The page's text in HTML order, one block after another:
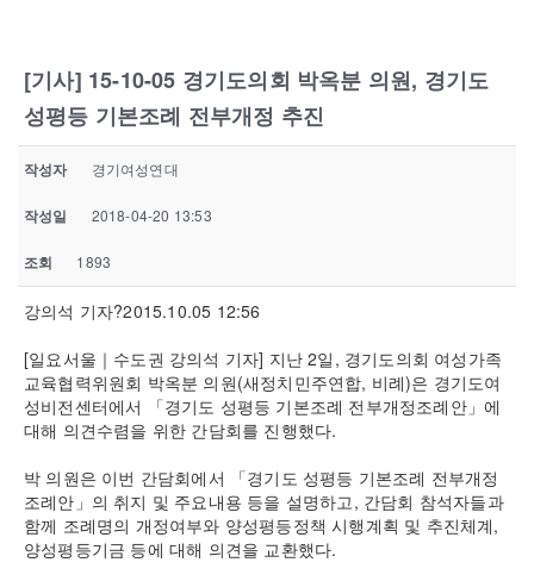
[기사] 15-10-05 경기도의회 박옥분 의원, 경기도
성평등 기본조례 전부개정 추진
작성자 경기여성연대
작성일 2018-04-20 13:53
조회 1893
강의석 기자?2015.10.05 12:56
[일요서울｜수도권 강의석 기자] 지난 2일, 경기도의회 여성가족
교육협력위원회 박옥분 의원(새정치민주연합, 비례)은 경기도여
성비전센터에서 「경기도 성평등 기본조례 전부개정조례안」에
대해 의견수렴을 위한 간담회를 진행했다.
박 의원은 이번 간담회에서 「경기도 성평등 기본조례 전부개정
조례안」의 취지 및 주요내용 등을 설명하고, 간담회 참석자들과
함께 조례명의 개정여부와 양성평등정책 시행계획 및 추진체계,
양성평등기금 등에 대해 의견을 교환했다.